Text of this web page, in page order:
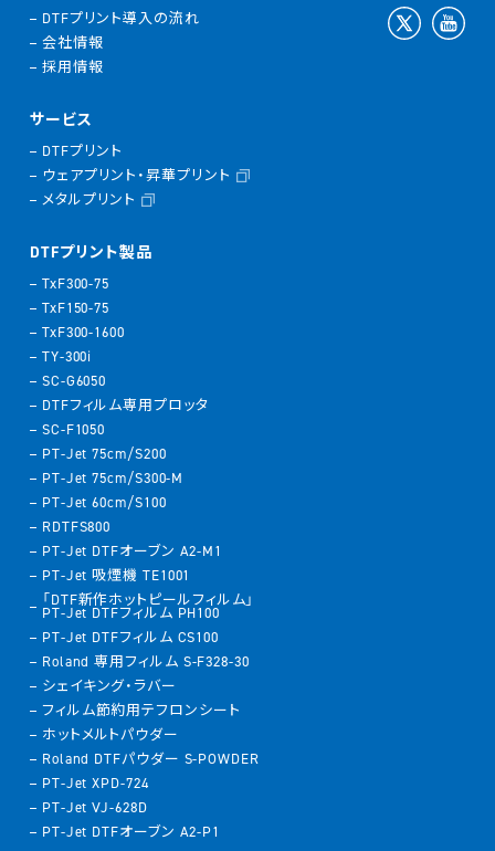
DTFプリント導入の流れ
会社情報
採用情報
サービス
DTFプリント
ウェアプリント・昇華プリント
メタルプリント
DTFプリント製品
TxF300-75
TxF150-75
TxF300-1600
TY-300i
SC-G6050
DTFフィルム専用プロッタ
SC-F1050
PT-Jet 75cm/S200
PT-Jet 75cm/S300-M
PT-Jet 60cm/S100
RDTFS800
PT-Jet DTFオーブン A2-M1
PT-Jet 吸煙機 TE1001
「DTF新作ホットピールフィルム」
PT-Jet DTFフィルム PH100
PT-Jet DTFフィルム CS100
Roland 専用フィルム S-F328-30
シェイキング・ラバー
フィルム節約用テフロンシート
ホットメルトパウダー
Roland DTFパウダー S-POWDER
PT-Jet XPD-724
PT-Jet VJ-628D
PT-Jet DTFオーブン A2-P1